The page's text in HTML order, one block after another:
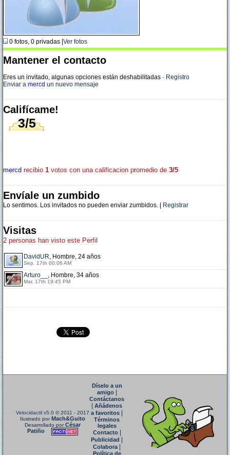
0 fotos, 0 privadas | Ver fotos
Mantener el contacto
Eres un invitado, algunas opciones están deshabilitadas · Registro
Enviar a mercd un nuevo mensaje
Califícame!
3/5
mercd recibio 1 votos con una calificacion promedio de 3/5
Envíale un zumbido
Lo sentimos. Los invitados no pueden enviar zumbidos. | Registrar
Visitas
2 personas han visto este Perfil
DavidUR, Hombre, 24 años
Sep. 17th 00:06 AM
Arturo__ , Hombre, 34 años
Mar. 17th 19:45 PM
Velocidactil v5.0 © 2011 - 2017
Ilustrado porMach&Guito
Desarrollado porCésar
Patiño
Díselo a un
amigo|
Contáctanos
Añádenos
a favoritos
Términos
legales
Contacto|
Publicidad
Colabora|
Política de